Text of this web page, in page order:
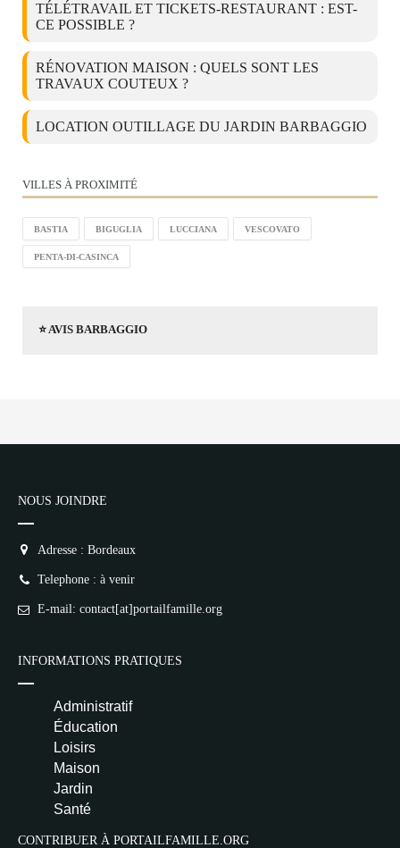
TÉLÉTRAVAIL ET TICKETS-RESTAURANT : EST-
CE POSSIBLE ?
RÉNOVATION MAISON : QUELS SONT LES
TRAVAUX COUTEUX ?
LOCATION OUTILLAGE DU JARDIN BARBAGGIO
VILLES À PROXIMITÉ
BASTIA BIGUGLIA LUCCIANA VESCOVATO
PENTA-DI-CASINCA
⭐ AVIS BARBAGGIO
NOUS JOINDRE
Adresse : Bordeaux
Telephone : à venir
E-mail: contact[at]portailfamille.org
INFORMATIONS PRATIQUES
Administratif
Éducation
Loisirs
Maison
Jardin
Santé
CONTRIBUER À PORTAILFAMILLE.ORG